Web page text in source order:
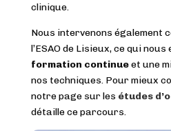
clinique.
Nous intervenons également
l’ESAO de Lisieux, ce qui
formation continueet une
nos techniques. Pour mieux
notre page sur les études
détaille ce parcours.